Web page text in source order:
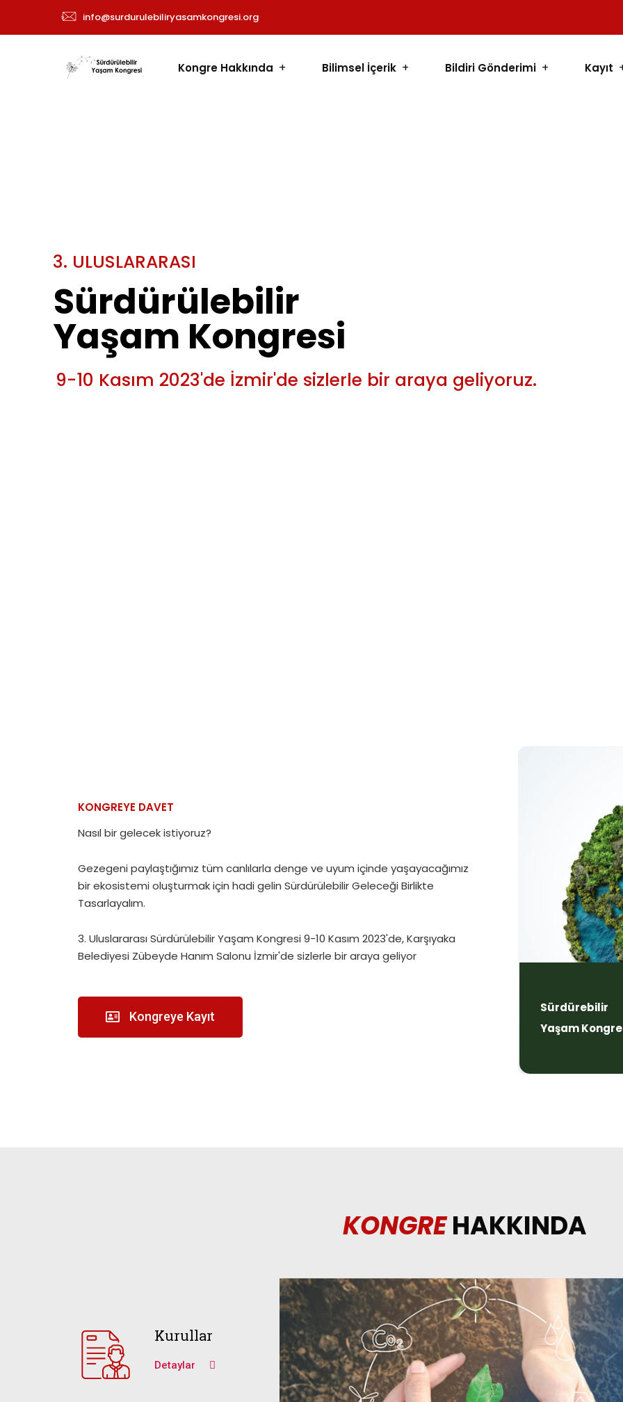
info@surdurulebiliryasamkongresi.org
Kongre Hakkında Bilimsel İçerik Bildiri Gönderimi Kayıt
Sürdürülebilir
Yaşam Kongresi
9-10 Kasım 2023'de İzmir'de sizlerle bir araya geliyoruz.
3. ULUSLARARASI
KONGREYE DAVET
Nasıl bir gelecek istiyoruz?
Gezegeni paylaştığımız tüm canlılarla denge ve uyum içinde yaşayacağımız
bir ekosistemi oluşturmak için hadi gelin Sürdürülebilir Geleceği Birlikte
Tasarlayalım.
3. Uluslararası Sürdürülebilir Yaşam Kongresi 9-10 Kasım 2023'de, Karşıyaka
Belediyesi Zübeyde Hanım Salonu İzmir'de sizlerle bir araya geliyor
Kongreye Kayıt
Sürdürebilir
Yaşam
KONGREHAKKINDA
Kurullar
Detaylar